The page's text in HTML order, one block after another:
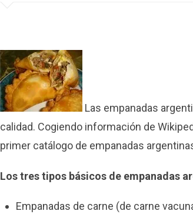
Las empanadas
calidad. Cogiendo información de
primer catálogo de empanadas
Los tres tipos básicos de empanadas
Empanadas de carne (de carne